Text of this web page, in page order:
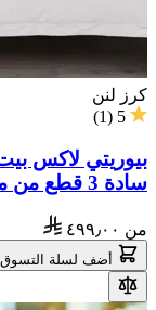
كرز لنن
5
(
1
)
بيوريتي لاكس
سادة 3 قطع من مجموعة دكتور عادل
من ٤٩٩٫٠٠
أضف لسلة التسوق